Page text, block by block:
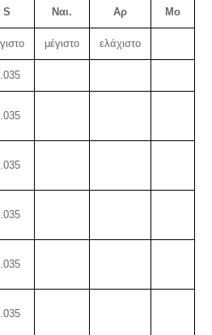
S Ναι. Αρ Μo
μέγιστο ελάχιστο